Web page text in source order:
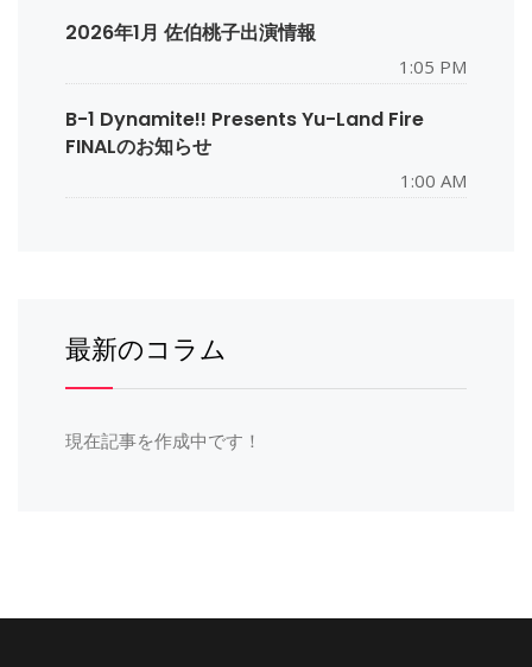
2026年1月 佐伯桃子出演情報
1:05 PM
B-1 Dynamite!! Presents Yu-Land Fire
FINALのお知らせ
1:00 AM
最新のコラム
現在記事を作成中です！